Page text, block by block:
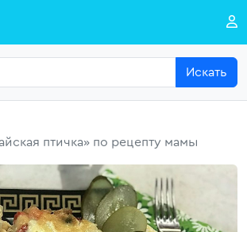
Искать
птичка» по рецепту мамы